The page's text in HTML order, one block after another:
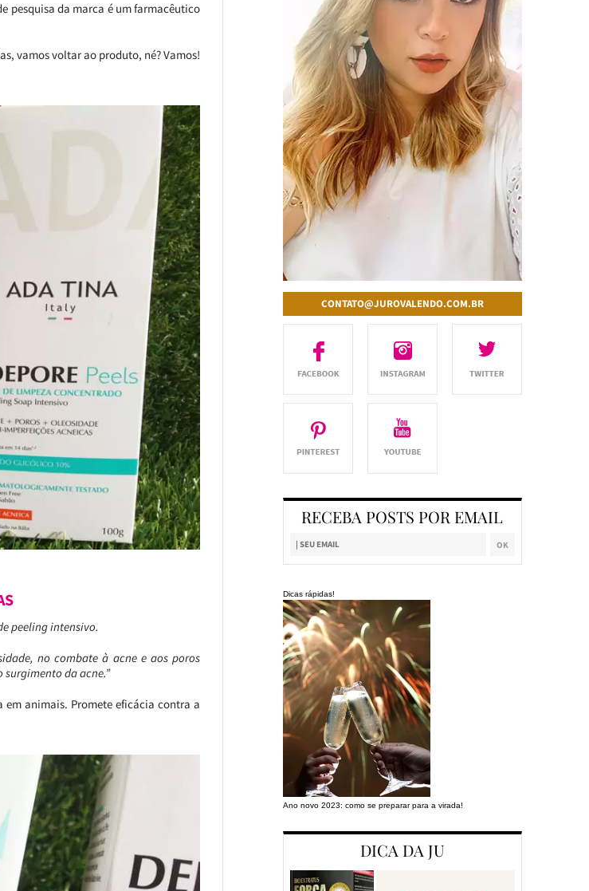
pesquisa da marca é um farmacêutico
vamos voltar ao produto, né? Vamos!
peeling intensivo.
no combate à acne e aos poros
da acne.”
animais. Promete eficácia contra a
CONTATO@JUROVALENDO.COM.BR
RECEBA POSTS POR EMAIL
Dicas rápidas!
Ano novo 2023: como se preparar para a virada!
DICA DA JU